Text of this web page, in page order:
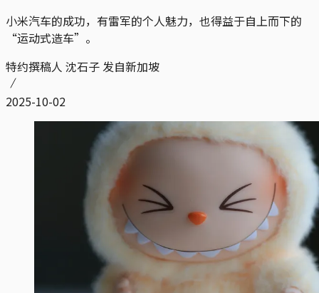
小米汽车的成功，有雷军的个人魅力，也得益于自上而下的
“运动式造车”。
特约撰稿人 沈石子 发自新加坡
2025-10-02